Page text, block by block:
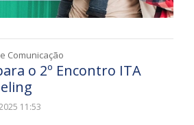
Comunicação
o 2º Encontro ITA
11:53